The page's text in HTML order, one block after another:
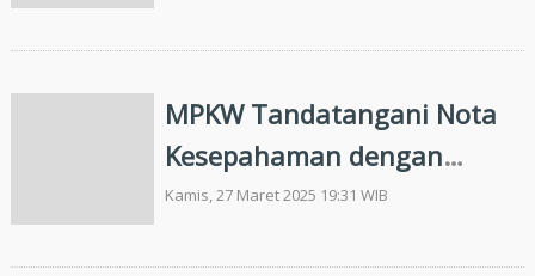
MPKW Tandatangani Nota
Kesepahaman dengan
Bimbel Gen-Zi
Kamis, 27 Maret 2025 19:31 WIB